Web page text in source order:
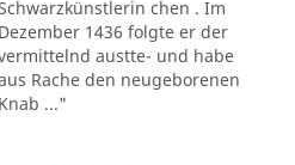
chen . Im
Dezember 1436 folgte er der
austte- und habe
Rache den neugeborenen
Knab ..."